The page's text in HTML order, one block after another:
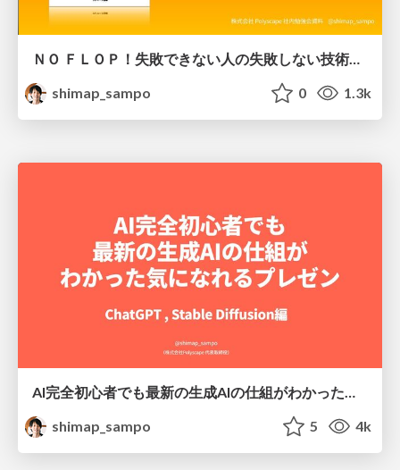
ＮＯ ＦＬＯＰ！失敗できない人の失敗しない技術を読むスライド
shimap_sampo
0 1.3k
shimap_sampo
5 4k